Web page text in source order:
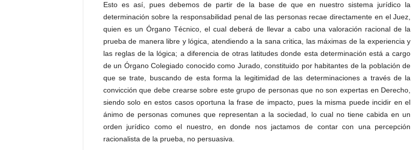
Esto es así, pues debemos de partir de la base de que en nuestro sistema jurídico la
determinación sobre la responsabilidad penal de las personas recae directamente en el Juez,
quien es un Órgano Técnico, el cual deberá de llevar a cabo una valoración racional de la
prueba de manera libre y lógica, atendiendo a la sana critica, las máximas de la experiencia y
las reglas de la lógica; a diferencia de otras latitudes donde esta determinación está a cargo
de un Órgano Colegiado conocido como Jurado, constituido por habitantes de la población de
que se trate, buscando de esta forma la legitimidad de las determinaciones a través de la
convicción que debe crearse sobre este grupo de personas que no son expertas en Derecho,
siendo solo en estos casos oportuna la frase de impacto, pues la misma puede incidir en el
ánimo de personas comunes que representan a la sociedad, lo cual no tiene cabida en un
orden jurídico como el nuestro, en donde nos jactamos de contar con una percepción
racionalista de la prueba, no persuasiva.